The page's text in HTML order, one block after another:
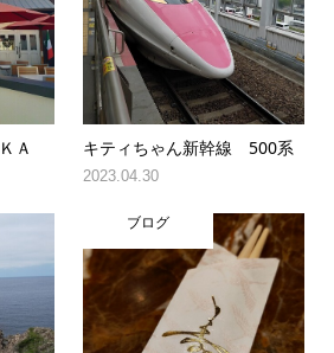
Ａ キティちゃん新幹線 500系
2023.04.30
ブログ